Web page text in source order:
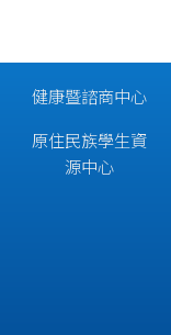
健康暨諮商中心
原住民族學生資
源中心